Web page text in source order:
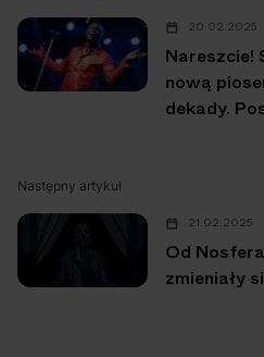
20.02.2025
Nareszcie!
nową
dekady.
Następny artykuł
21.02.2025
Od
zmieniały